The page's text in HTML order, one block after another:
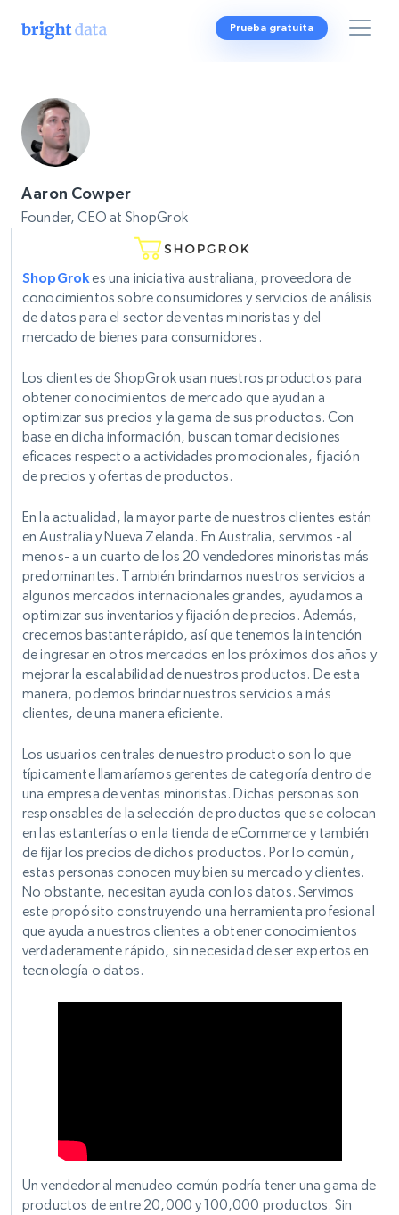
Prueba gratuita
Aaron Cowper
Founder, CEO at ShopGrok
ShopGrokes una iniciativa australiana, proveedora de
conocimientos sobre consumidores y servicios de análisis
de datos para el sector de ventas minoristas y del
mercado de bienes para consumidores.
Los clientes de ShopGrok usan nuestros productos para
obtener conocimientos de mercado que ayudan a
optimizar sus precios y la gama de sus productos. Con
base en dicha información, buscan tomar decisiones
eficaces respecto a actividades promocionales, fijación
de precios y ofertas de productos.
En la actualidad, la mayor parte de nuestros clientes están
en Australia y Nueva Zelanda. En Australia, servimos -al
menos- a un cuarto de los 20 vendedores minoristas más
predominantes. También brindamos nuestros servicios a
algunos mercados internacionales grandes, ayudamos a
optimizar sus inventarios y fijación de precios. Además,
crecemos bastante rápido, así que tenemos la intención
de ingresar en otros mercados en los próximos dos años y
mejorar la escalabilidad de nuestros productos. De esta
manera, podemos brindar nuestros servicios a más
clientes, de una manera eficiente.
Los usuarios centrales de nuestro producto son lo que
típicamente llamaríamos gerentes de categoría dentro de
una empresa de ventas minoristas. Dichas personas son
responsables de la selección de productos que se colocan
en las estanterías o en la tienda de eCommerce y también
de fijar los precios de dichos productos. Por lo común,
estas personas conocen muy bien su mercado y clientes.
No obstante, necesitan ayuda con los datos. Servimos
este propósito construyendo una herramienta profesional
que ayuda a nuestros clientes a obtener conocimientos
verdaderamente rápido, sin necesidad de ser expertos en
tecnología o datos.
Un vendedor al menudeo común podría tener una gama de
productos de entre 20,000 y 100,000 productos. Sin